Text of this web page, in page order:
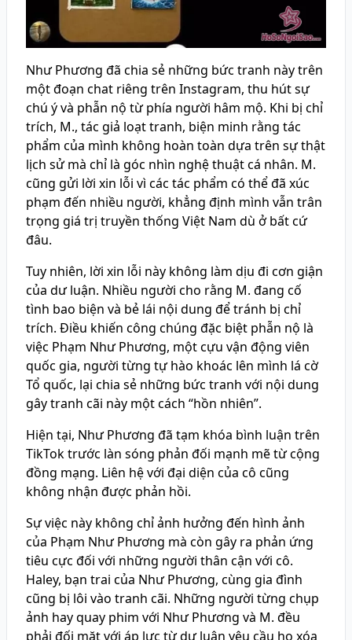
Như Phương đã chia sẻ những bức tranh này trên
một đoạn chat riêng trên Instagram, thu hút sự
chú ý và phẫn nộ từ phía người hâm mộ. Khi bị chỉ
trích, M., tác giả loạt tranh, biện minh rằng tác
phẩm của mình không hoàn toàn dựa trên sự thật
lịch sử mà chỉ là góc nhìn nghệ thuật cá nhân. M.
cũng gửi lời xin lỗi vì các tác phẩm có thể đã xúc
phạm đến nhiều người, khẳng định mình vẫn trân
trọng giá trị truyền thống Việt Nam dù ở bất cứ
đâu.
Tuy nhiên, lời xin lỗi này không làm dịu đi cơn giận
của dư luận. Nhiều người cho rằng M. đang cố
tình bao biện và bẻ lái nội dung để tránh bị chỉ
trích. Điều khiến công chúng đặc biệt phẫn nộ là
việc Phạm Như Phương, một cựu vận động viên
quốc gia, người từng tự hào khoác lên mình lá cờ
Tổ quốc, lại chia sẻ những bức tranh với nội dung
gây tranh cãi này một cách “hồn nhiên”.
Hiện tại, Như Phương đã tạm khóa bình luận trên
TikTok trước làn sóng phản đối mạnh mẽ từ cộng
đồng mạng. Liên hệ với đại diện của cô cũng
không nhận được phản hồi.
Sự việc này không chỉ ảnh hưởng đến hình ảnh
của Phạm Như Phương mà còn gây ra phản ứng
tiêu cực đối với những người thân cận với cô.
Haley, bạn trai của Như Phương, cùng gia đình
cũng bị lôi vào tranh cãi. Những người từng chụp
ảnh hay quay phim với Như Phương và M. đều
phải đối mặt với áp lực từ dư luận yêu cầu họ xóa